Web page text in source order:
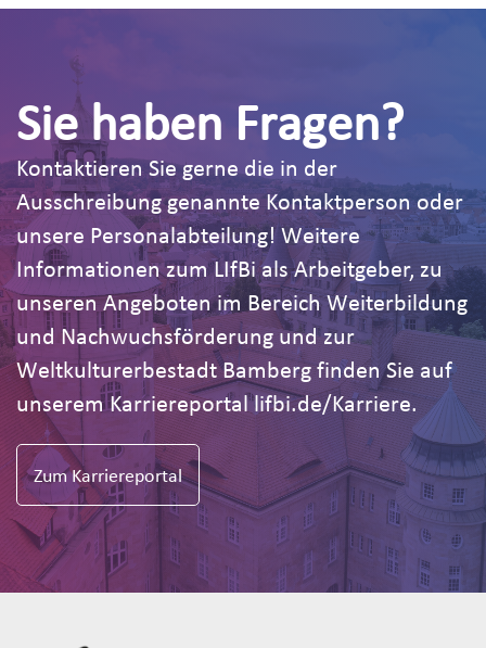
Sie haben Fragen?
Kontaktieren Sie gerne die in der
Ausschreibung genannte Kontaktperson oder
unsere Personalabteilung! Weitere
Informationen zum LIfBi als Arbeitgeber, zu
unseren Angeboten im Bereich Weiterbildung
und Nachwuchsförderung und zur
Weltkulturerbestadt Bamberg finden Sie auf
unserem Karriereportal lifbi.de/Karriere.
Zum Karriereportal